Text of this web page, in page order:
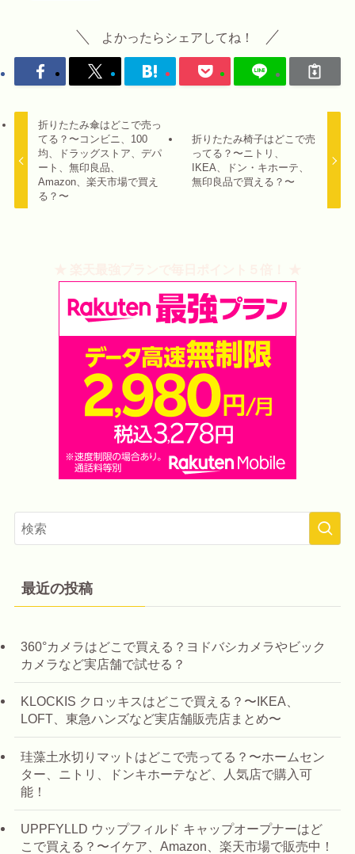
よかったらシェアしてね！
折りたたみ傘はどこで売っ
てる？〜コンビニ、100
均、ドラッグストア、デパ
ート、無印良品、
Amazon、楽天市場で買え
る？〜
折りたたみ椅子はどこで売
ってる？〜ニトリ、
IKEA、ドン・キホーテ、
無印良品で買える？〜
最近の投稿
360°カメラはどこで買える？ヨドバシカメラやビック
カメラなど実店舗で試せる？
KLOCKIS クロッキスはどこで買える？〜IKEA、
LOFT、東急ハンズなど実店舗販売店まとめ〜
珪藻土水切りマットはどこで売ってる？〜ホームセン
ター、ニトリ、ドンキホーテなど、人気店で購入可
能！
UPPFYLLD ウップフィルド キャップオープナーはど
こで買える？〜イケア、Amazon、楽天市場で販売中！